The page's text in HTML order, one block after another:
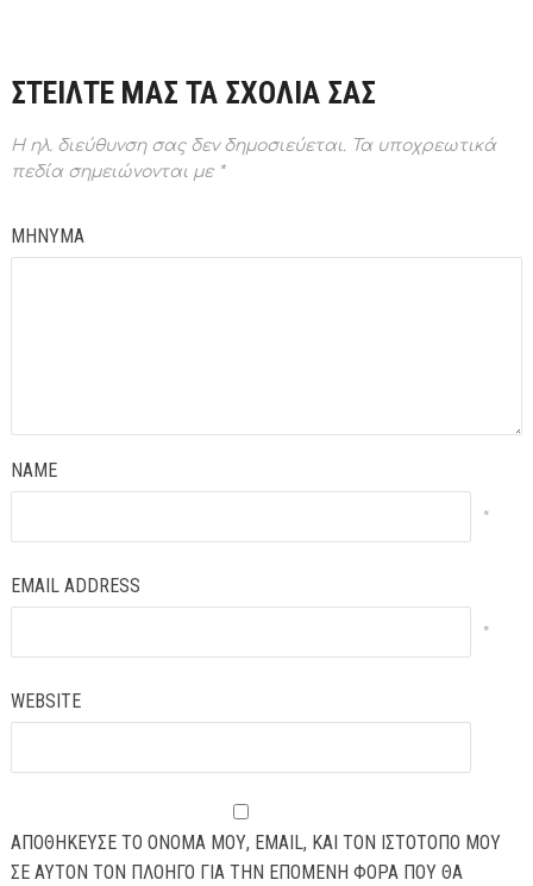
ΣΤΕΙΛΤΕ ΜΑΣ ΤΑ ΣΧΟΛΙΑ ΣΑΣ
Η ηλ. διεύθυνση σας δεν δημοσιεύεται.Τα υποχρεωτικά
πεδία σημειώνονται με *
ΜΗΝΥΜΑ
NAME
*
EMAIL ADDRESS
*
WEBSITE
ΑΠΟΘΉΚΕΥΣΕ ΤΟ ΌΝΟΜΆ ΜΟΥ, EMAIL, ΚΑΙ ΤΟΝ ΙΣΤΌΤΟΠΟ ΜΟΥ
ΣΕ ΑΥΤΌΝ ΤΟΝ ΠΛΟΗΓΌ ΓΙΑ ΤΗΝ ΕΠΌΜΕΝΗ ΦΟΡΆ ΠΟΥ ΘΑ